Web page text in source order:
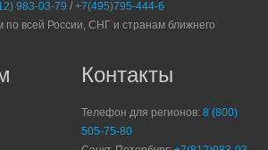
983-03-79 / +7(495)795-444-6
по всей России, СНГ и странам ближнего
Контакты
Телефон для регионов: 8 (800)
505-75-80